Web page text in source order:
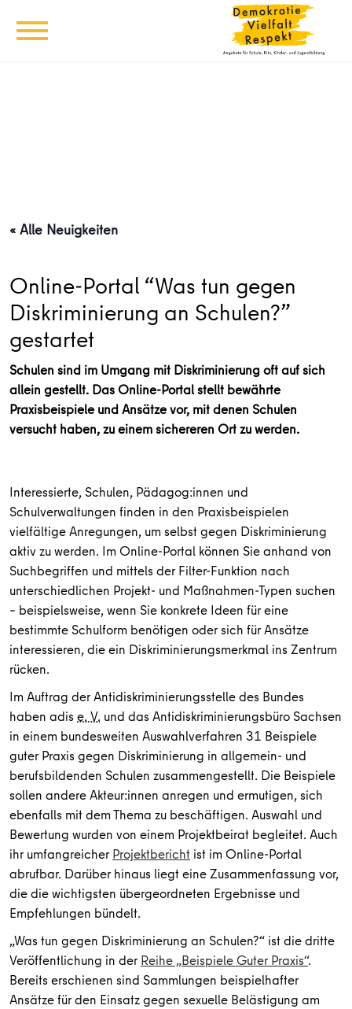
« Alle Neuigkeiten
Online-Portal “Was tun gegen
Diskriminierung an Schulen?”
gestartet
Schulen sind im Umgang mit Diskriminierung oft auf sich
allein gestellt. Das Online-Portal stellt bewährte
Praxisbeispiele und Ansätze vor, mit denen Schulen
versucht haben, zu einem sichereren Ort zu werden.
Interessierte, Schulen, Pädagog:innen und
Schulverwaltungen finden in den Praxisbeispielen
vielfältige Anregungen, um selbst gegen Diskriminierung
aktiv zu werden. Im Online-Portal können Sie anhand von
Suchbegriffen und mittels der Filter-Funktion nach
unterschiedlichen Projekt- und Maßnahmen-Typen suchen
– beispielsweise, wenn Sie konkrete Ideen für eine
bestimmte Schulform benötigen oder sich für Ansätze
interessieren, die ein Diskriminierungsmerkmal ins Zentrum
rücken.
Im Auftrag der Antidiskriminierungsstelle des Bundes
haben adis e. V. und das Antidiskriminierungsbüro Sachsen
in einem bundesweiten Auswahlverfahren 31 Beispiele
guter Praxis gegen Diskriminierung in allgemein- und
berufsbildenden Schulen zusammengestellt. Die Beispiele
sollen andere Akteur:innen anregen und ermutigen, sich
ebenfalls mit dem Thema zu beschäftigen. Auswahl und
Bewertung wurden von einem Projektbeirat begleitet. Auch
ihr umfangreicherProjektbericht ist im Online-Portal
abrufbar. Darüber hinaus liegt eine Zusammenfassung vor,
die die wichtigsten übergeordneten Ergebnisse und
Empfehlungen bündelt.
„Was tun gegen Diskriminierung an Schulen?“ ist die dritte
Veröffentlichung in derReihe „Beispiele Guter Praxis“.
Bereits erschienen sind Sammlungen beispielhafter
Ansätze für den Einsatz gegen sexuelle Belästigung am